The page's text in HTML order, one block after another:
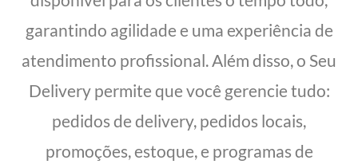
garantindo agilidade e uma experiência de
atendimento profissional. Além disso, o Seu
Delivery permite que você gerencie tudo:
pedidos de delivery, pedidos locais,
promoções, estoque, e programas de